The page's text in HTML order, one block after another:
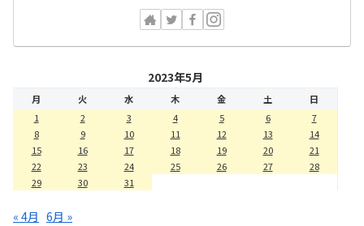
2023年5月
月 火 水 木 金 土
日
1
2 3 4 5 6
7
8
9 10 11 12 13
14
15
16 17 18 19 20
21
22
23 24 25 26 27
28
29
30 31
« 4月 6月 »